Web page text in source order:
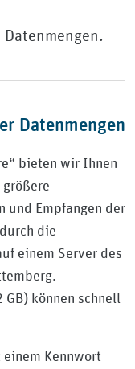
Datenmengen
bieten wir Ihnen
und Empfangen der
die
einem Server des
können schnell
Kennwort